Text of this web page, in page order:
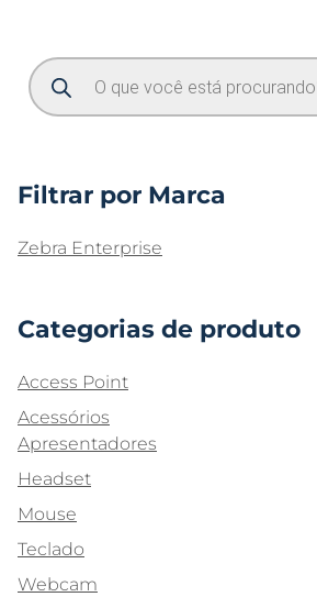
Filtrar por Marca
Zebra Enterprise
Categorias de produto
Access Point
Acessórios
Apresentadores
Headset
Mouse
Teclado
Webcam